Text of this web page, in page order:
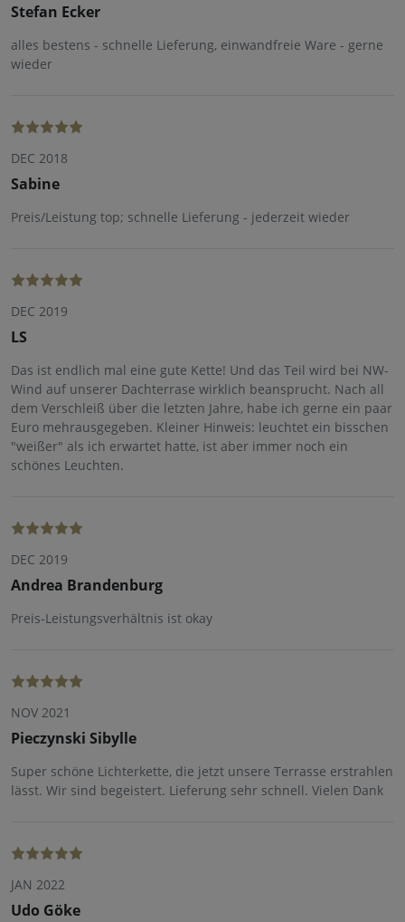
Stefan Ecker
alles bestens - schnelle Lieferung, einwandfreie Ware - gerne
wieder
DEC 2018
Sabine
Preis/Leistung top; schnelle Lieferung - jederzeit wieder
DEC 2019
LS
Das ist endlich mal eine gute Kette! Und das Teil wird bei NW-
Wind auf unserer Dachterrase wirklich beansprucht. Nach all
dem Verschleiß über die letzten Jahre, habe ich gerne ein paar
Euro mehrausgegeben. Kleiner Hinweis: leuchtet ein bisschen
"weißer" als ich erwartet hatte, ist aber immer noch ein
schönes Leuchten.
DEC 2019
Andrea Brandenburg
Preis-Leistungsverhältnis ist okay
NOV 2021
Pieczynski Sibylle
Super schöne Lichterkette, die jetzt unsere Terrasse erstrahlen
lässt. Wir sind begeistert. Lieferung sehr schnell. Vielen Dank
JAN 2022
Udo Göke